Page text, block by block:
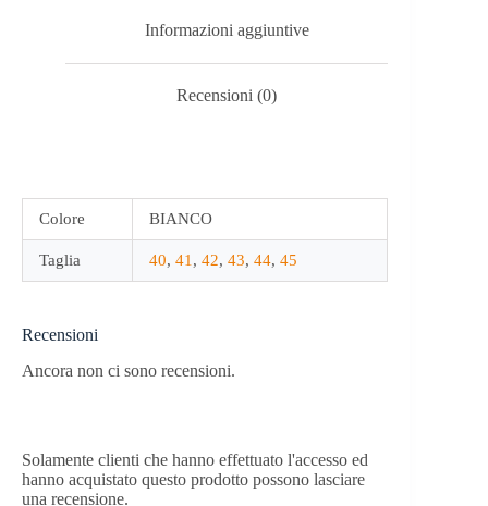
Informazioni aggiuntive
Recensioni (0)
Colore BIANCO
Taglia 40, 41, 42, 43, 44, 45
Recensioni
Ancora non ci sono recensioni.
Solamente clienti che hanno effettuato l'accesso ed
hanno acquistato questo prodotto possono lasciare
una recensione.